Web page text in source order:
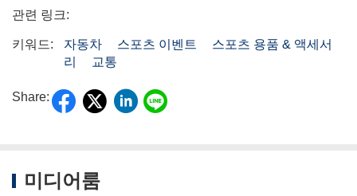
관련 링크:
키워드: 자동차 스포츠 이벤트
스포츠 용품 & 액세서
리
교통
Share:
미디어룸